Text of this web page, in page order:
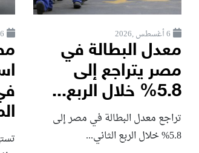
6 أغسطس ,2026
معدل البطالة في
مصر يتراجع إلى
5.8% خلال الربع...
تراجع معدل البطالة في مصر إلى
5.8% خلال الربع الثاني...
6 أغسطس ,2026